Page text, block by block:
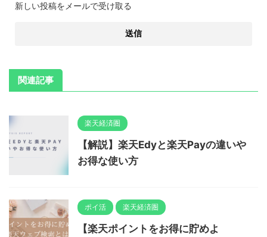
新しい投稿をメールで受け取る
関連記事
楽天経済圏
【解説】楽天Edyと楽天Payの違いや
お得な使い方
ポイ活 楽天経済圏
【楽天ポイントをお得に貯めよ